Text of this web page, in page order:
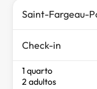
Check-in
1 quarto
2 adultos